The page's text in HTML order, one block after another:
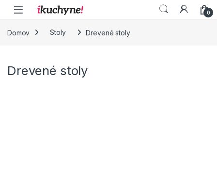
Skip to navigation
Skip to content
0
Domov Stoly Drevené stoly
Drevené stoly